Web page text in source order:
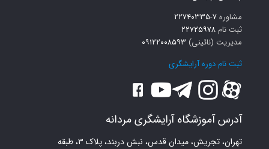
مشاوره۷-۲۲۷۴۰۳۳۵
ثبت نام ۲۲۷۲۵۹۷۸
مدیریت (نائینی) ۰۹۱۲۲۰۰۸۵۹۳
ثبت نام دوره آرایشگری
آدرس آموزشگاه آرایشگری مردانه
تهران، تجریش، میدان قدس، نبش دربند، پلاک ۳، طبقه